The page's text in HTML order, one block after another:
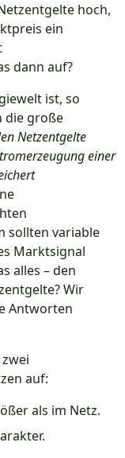
hoch,
ein
dann auf?
ist, so
die große
Netzentgelte
einer
sollten variable
Marktsignal
alles – den
Wir
Antworten
auf:
als im Netz.